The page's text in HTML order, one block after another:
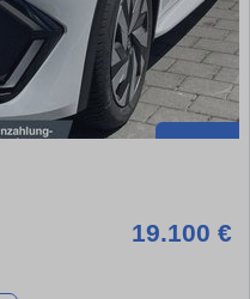
19.100 €